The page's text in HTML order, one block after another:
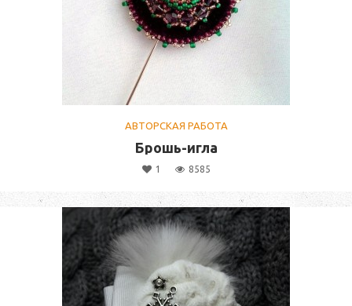
АВТОРСКАЯ РАБОТА
Брошь-игла
1 8585